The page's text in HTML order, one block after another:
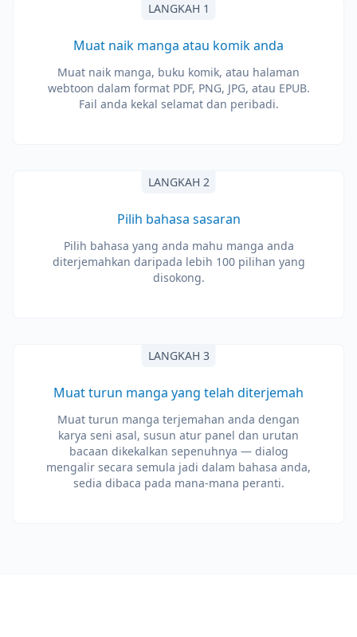
LANGKAH 1
Muat naik manga atau komik anda
Muat naik manga, buku komik, atau halaman
webtoon dalam format PDF, PNG, JPG, atau EPUB.
Fail anda kekal selamat dan peribadi.
LANGKAH 2
Pilih bahasa sasaran
Pilih bahasa yang anda mahu manga anda
diterjemahkan daripada lebih 100 pilihan yang
disokong.
LANGKAH 3
Muat turun manga yang telah diterjemah
Muat turun manga terjemahan anda dengan
karya seni asal, susun atur panel dan urutan
bacaan dikekalkan sepenuhnya — dialog
mengalir secara semula jadi dalam bahasa anda,
sedia dibaca pada mana-mana peranti.